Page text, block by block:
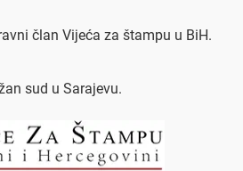
član Vijeća za štampu u BiH.
sud u Sarajevu.